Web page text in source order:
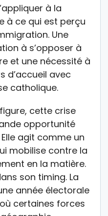
à la
à ce qui est perçu
Une
à s’opposer à
et une nécessité à
d’accueil avec
catholique.
cette crise
opportunité
agit comme un
mobilise contre la
en la matière.
son timing. La
année électorale
certaines forces